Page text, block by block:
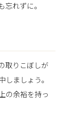
れずに。
取りこぼしが
ましょう。
の余裕を持っ